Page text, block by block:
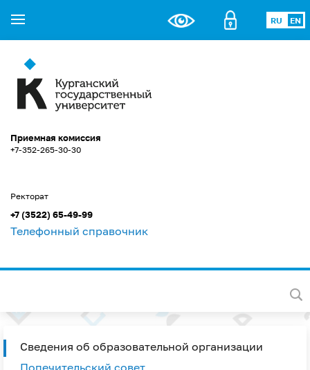
RU EN
Приемная комиссия
+7-352-265-30-30
Ректорат
+7 (3522) 65-49-99
Телефонный справочник
Сведения об образовательной организации
Попечительский совет